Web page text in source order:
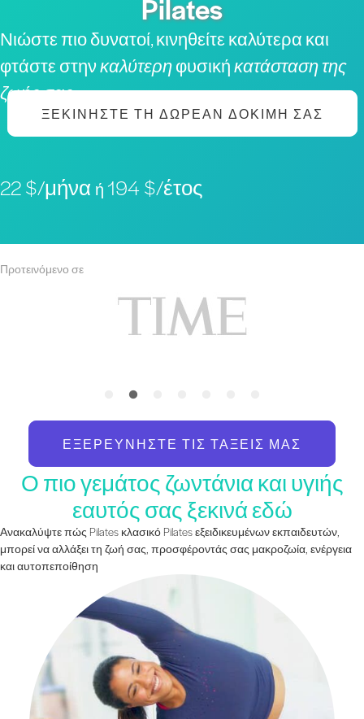
Pilates
Νιώστε πιο δυνατοί, κινηθείτε καλύτερα και
φτάστε στηνκαλύτερηφυσικήκατάσταση της
ζωής σας
ΞΕΚΙΝΉΣΤΕ ΤΗ ΔΩΡΕΆΝ ΔΟΚΙΜΉ ΣΑΣ
22 $/μήνα ή 194 $/έτος
Προτεινόμενο σε
ΕΞΕΡΕΥΝΉΣΤΕ ΤΙΣ ΤΆΞΕΙΣ ΜΑΣ
Ο πιο γεμάτος ζωντάνια και υγιής
εαυτός σας ξεκινά εδώ
Ανακαλύψτε πώς Pilates κλασικό Pilates εξειδικευμένων εκπαιδευτών,
μπορεί να αλλάξει τη ζωή σας, προσφέροντάς σας μακροζωία, ενέργεια
και αυτοπεποίθηση